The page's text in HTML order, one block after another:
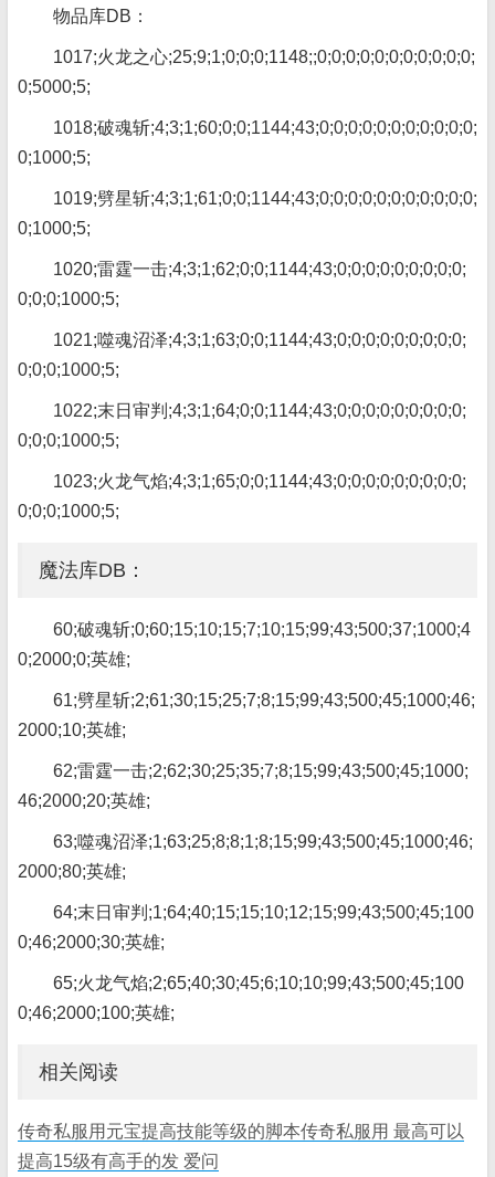
物品库DB：
1017;火龙之心;25;9;1;0;0;0;1148;;0;0;0;0;0;0;0;0;0;0;0;
0;5000;5;
1018;破魂斩;4;3;1;60;0;0;1144;43;0;0;0;0;0;0;0;0;0;0;0;
0;1000;5;
1019;劈星斩;4;3;1;61;0;0;1144;43;0;0;0;0;0;0;0;0;0;0;0;
0;1000;5;
1020;雷霆一击;4;3;1;62;0;0;1144;43;0;0;0;0;0;0;0;0;0;
0;0;0;1000;5;
1021;噬魂沼泽;4;3;1;63;0;0;1144;43;0;0;0;0;0;0;0;0;0;
0;0;0;1000;5;
1022;末日审判;4;3;1;64;0;0;1144;43;0;0;0;0;0;0;0;0;0;
0;0;0;1000;5;
1023;火龙气焰;4;3;1;65;0;0;1144;43;0;0;0;0;0;0;0;0;0;
0;0;0;1000;5;
魔法库DB：
60;破魂斩;0;60;15;10;15;7;10;15;99;43;500;37;1000;4
0;2000;0;英雄;
61;劈星斩;2;61;30;15;25;7;8;15;99;43;500;45;1000;46;
2000;10;英雄;
62;雷霆一击;2;62;30;25;35;7;8;15;99;43;500;45;1000;
46;2000;20;英雄;
63;噬魂沼泽;1;63;25;8;8;1;8;15;99;43;500;45;1000;46;
2000;80;英雄;
64;末日审判;1;64;40;15;15;10;12;15;99;43;500;45;100
0;46;2000;30;英雄;
65;火龙气焰;2;65;40;30;45;6;10;10;99;43;500;45;100
0;46;2000;100;英雄;
相关阅读
传奇私服用元宝提高技能等级的脚本传奇私服用 最高可以
提高15级有高手的发 爱问